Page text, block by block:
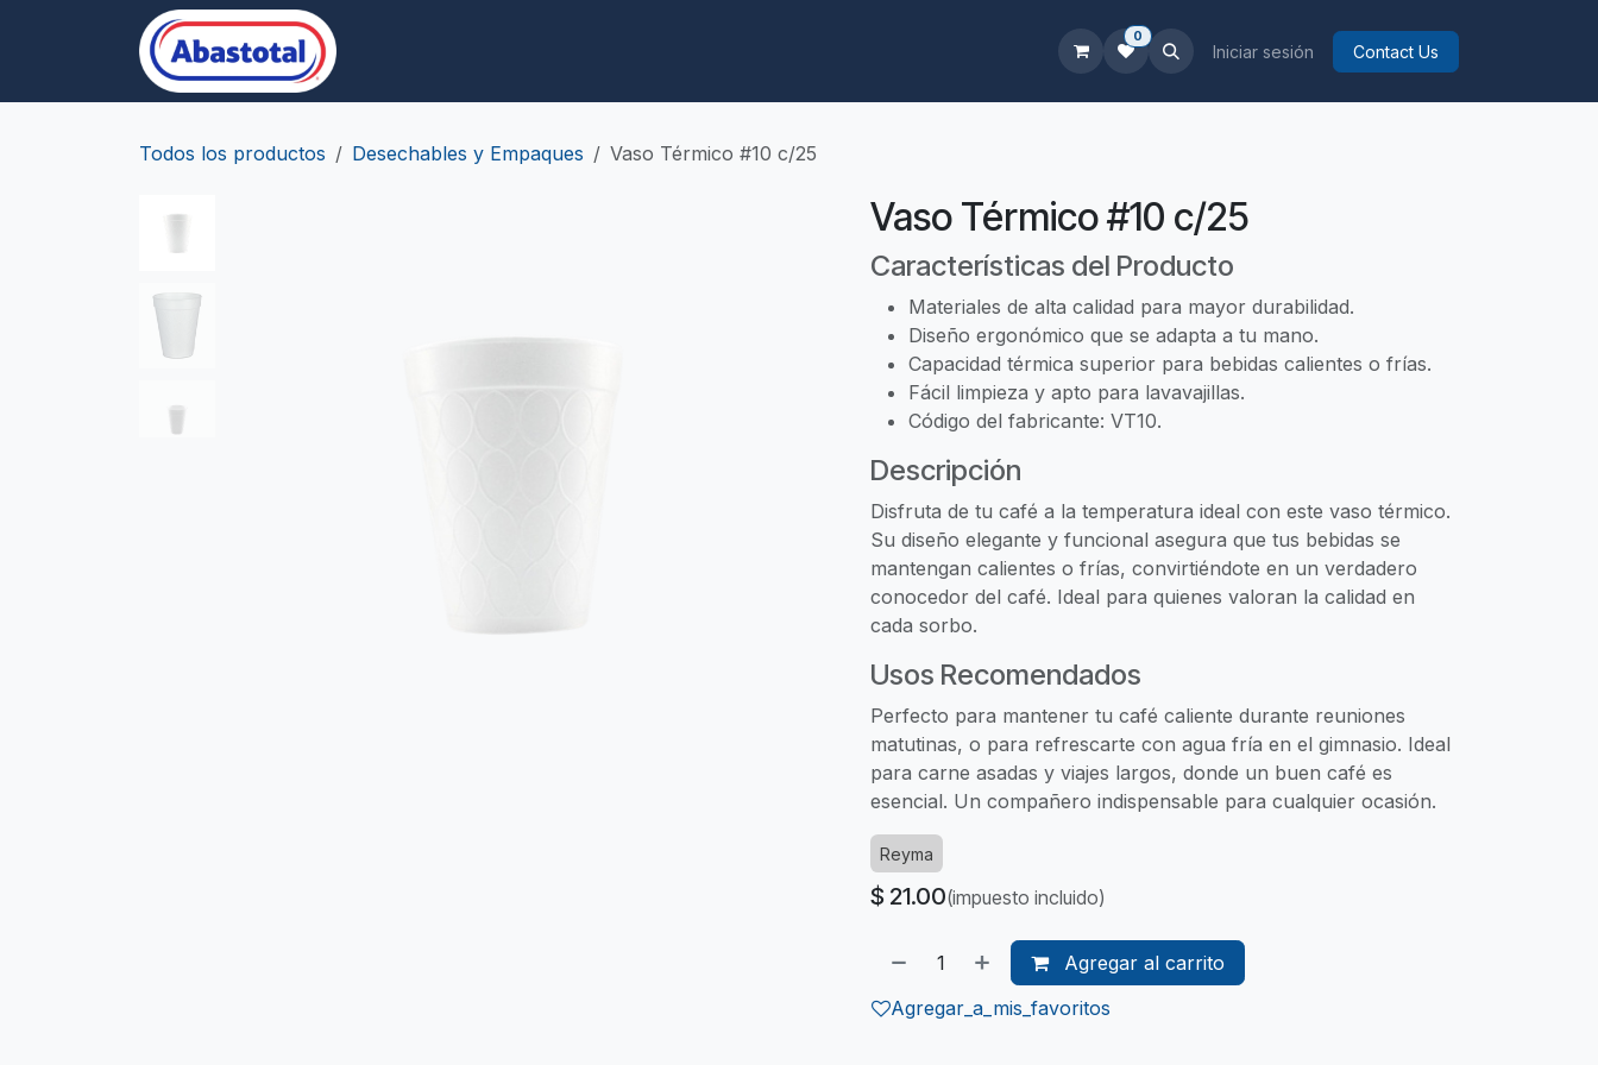
0
Iniciar sesión Contact Us
Todos los productos Desechables y Empaques Vaso Térmico #10 c/25
Vaso Térmico #10 c/25
Características del Producto
Materiales de alta calidad para mayor durabilidad.
Diseño ergonómico que se adapta a tu mano.
Capacidad térmica superior para bebidas calientes o frías.
Fácil limpieza y apto para lavavajillas.
Código del fabricante: VT10.
Descripción
Disfruta de tu café a la temperatura ideal con este vaso térmico.
Su diseño elegante y funcional asegura que tus bebidas se
mantengan calientes o frías, convirtiéndote en un verdadero
conocedor del café. Ideal para quienes valoran la calidad en
cada sorbo.
Usos Recomendados
Perfecto para mantener tu café caliente durante reuniones
matutinas, o para refrescarte con agua fría en el gimnasio. Ideal
para carne asadas y viajes largos, donde un buen café es
esencial. Un compañero indispensable para cualquier ocasión.
Reyma
$ 21.00(impuesto incluido)
Agregar al carrito
Agregar_a_mis_favoritos